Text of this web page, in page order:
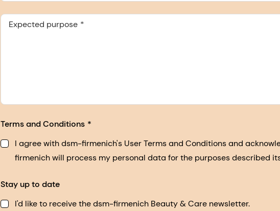
Expected purpose
Terms and Conditions
I agree with dsm-firmenich's User Terms and Conditions and
firmenich will process my personal data for the purposes described
Stay up to date
I'd like to receive the dsm-firmenich Beauty & Care newsletter.